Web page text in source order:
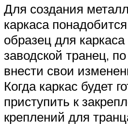
Для создания
каркаса
образец для
заводской транец,
внести свои
Когда каркас будет
приступить к
креплений для